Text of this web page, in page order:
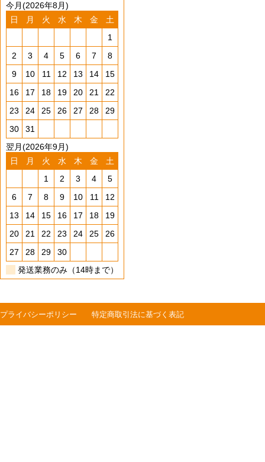
今月(2026年8月)
日
月 火 水 木 金
土
1
2
3 4 5 6 7
8
9
10 11 12 13 14
15
16
17 18 19 20 21
22
23
24 25 26 27 28
29
30
31
翌月(2026年9月)
日
月 火 水 木 金
土
1
2 3 4
5
6
7 8 9 10 11
12
13
14 15 16 17 18
19
20
21 22 23 24 25
26
27
28 29
30
発送業務のみ（14時まで）
プライバシーポリシー 特定商取引法に基づく表記